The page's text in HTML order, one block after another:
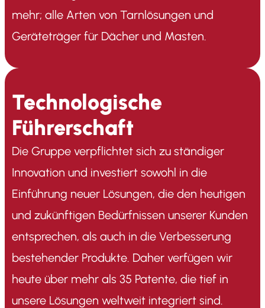
mehr; alle Arten von Tarnlösungen und
Geräteträger für Dächer und Masten.
Technologische
Führerschaft
Die Gruppe verpflichtet sich zu ständiger
Innovation und investiert sowohl in die
Einführung neuer Lösungen, die den heutigen
und zukünftigen Bedürfnissen unserer Kunden
entsprechen, als auch in die Verbesserung
bestehender Produkte. Daher verfügen wir
heute über mehr als 35 Patente, die tief in
unsere Lösungen weltweit integriert sind.